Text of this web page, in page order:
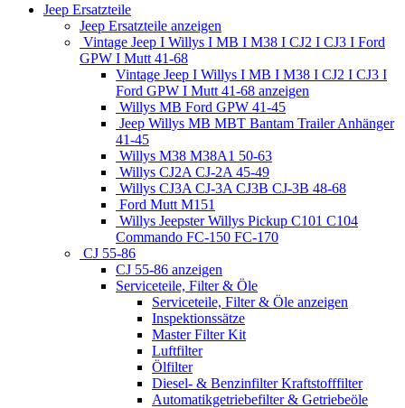
Jeep Ersatzteile
Jeep Ersatzteile anzeigen
Vintage Jeep I Willys I MB I M38 I CJ2 I CJ3 I Ford
GPW I Mutt 41-68
Vintage Jeep I Willys I MB I M38 I CJ2 I CJ3 I
Ford GPW I Mutt 41-68 anzeigen
Willys MB Ford GPW 41-45
Jeep Willys MB MBT Bantam Trailer Anhänger
41-45
Willys M38 M38A1 50-63
Willys CJ2A CJ-2A 45-49
Willys CJ3A CJ-3A CJ3B CJ-3B 48-68
Ford Mutt M151
Willys Jeepster Willys Pickup C101 C104
Commando FC-150 FC-170
CJ 55-86
CJ 55-86 anzeigen
Serviceteile, Filter & Öle
Serviceteile, Filter & Öle anzeigen
Inspektionssätze
Master Filter Kit
Luftfilter
Ölfilter
Diesel- & Benzinfilter Kraftstofffilter
Automatikgetriebefilter & Getriebeöle